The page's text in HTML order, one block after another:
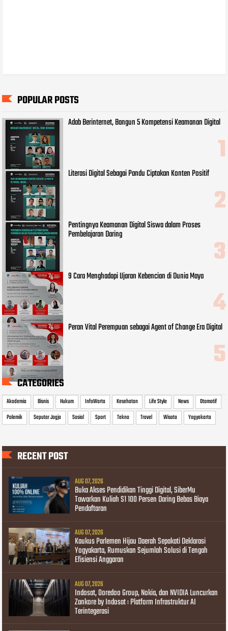
POPULAR POSTS
Adab Berinternet, Bangun 5 Kompetensi Keamanan Digital
Literasi Digital Sebagai Pandu Ciptakan Konten Positif
Pentingnya Keamanan Digital Siswa dalam Proses
Pembelajaran Daring
9 Cara Menghadapi Ujaran Kebencian di Dunia Maya
Peran Vital Perempuan sebagai Agent of Change Era Digital
CATEGORIES
Akademia Bisnis Hukum InfoWarta Kesehatan Life Style News
Otomotif
Polemik
Seputar Jogja Sosial Sport Tekno Travel Wisata Yogyakarta
RECENT POST
AUG 07, 2026
Buka Akses Pendidikan Tinggi Digital, SiberMu
Tawarkan Kuliah S1 100 Persen Daring Bebas Biaya
Pendaftaran
AUG 07, 2026
Kaukus Parlemen Hijau Daerah Sepakati Deklarasi
Yogyakarta, Rumuskan Sejumlah Solusi di Tengah
Efisiensi Anggaran
AUG 07, 2026
Indosat, Ooredoo Group, Nokia, dan NVIDIA Luncurkan
Zankore by Indosat : Platform Infrastruktur AI
Terintegerasi